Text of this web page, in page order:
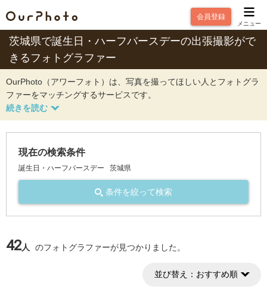
会員登録
メニュー
茨城県で誕生日・ハーフバースデーの出張撮影がで
きるフォトグラファー
OurPhoto（アワーフォト）は、写真を撮ってほしい人とフォトグラ
ファーをマッチングするサービスです。
現在の検索条件
誕生日・ハーフバースデー 茨城県
条件を絞って検索
42人 のフォトグラファーが見つかりました。
並び替え： おすすめ順